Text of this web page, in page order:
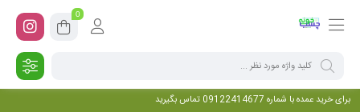
0
برای خرید عمده با شماره 09122414677 تماس بگیرید